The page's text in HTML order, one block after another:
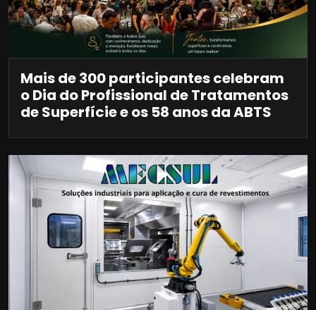
Mais de 300 participantes celebram
o Dia do Profissional de Tratamentos
de Superfície e os 58 anos da ABTS